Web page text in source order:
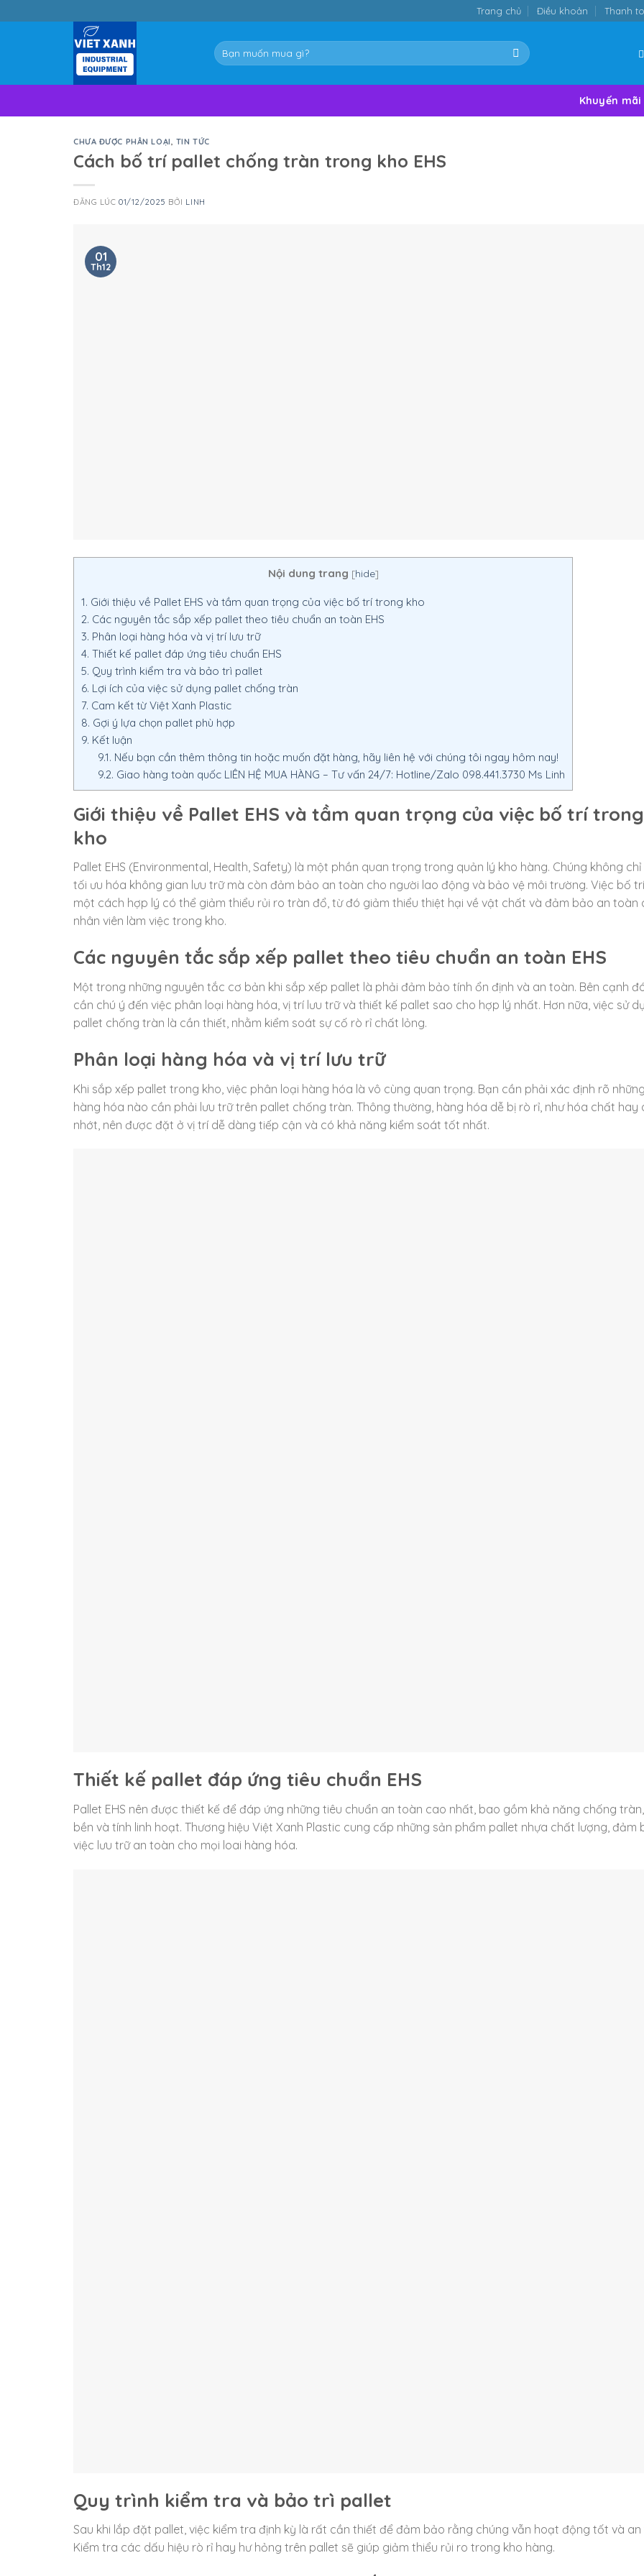
to
Trang chủ Điều khoản Thanh
Tìm
kiếm:
Khuyến mãi
CHƯA ĐƯỢC PHÂN LOẠI, TIN TỨC
Cách bố trí pallet chống tràn trong kho EHS
ĐĂNG LÚC01/12/2025 BỞI LINH
01
Th12
Nội dung trang [hide]
1. Giới thiệu về Pallet EHS và tầm quan trọng của việc bố trí trong kho
2. Các nguyên tắc sắp xếp pallet theo tiêu chuẩn an toàn EHS
3. Phân loại hàng hóa và vị trí lưu trữ
4. Thiết kế pallet đáp ứng tiêu chuẩn EHS
5. Quy trình kiểm tra và bảo trì pallet
6. Lợi ích của việc sử dụng pallet chống tràn
7. Cam kết từ Việt Xanh Plastic
8. Gợi ý lựa chọn pallet phù hợp
9. Kết luận
9.1. Nếu bạn cần thêm thông tin hoặc muốn đặt hàng, hãy liên hệ với chúng tôi ngay hôm nay!
9.2. Giao hàng toàn quốc LIÊN HỆ MUA HÀNG – Tư vấn 24/7: Hotline/Zalo 098.441.3730 Ms Linh
Giới thiệu về Pallet EHS và tầm quan trọng của việc bố trí trong
kho
Pallet EHS (Environmental, Health, Safety) là một phần quan trọng trong quản lý kho hàng. Chúng không chỉ
tối ưu hóa không gian lưu trữ mà còn đảm bảo an toàn cho người lao động và bảo vệ môi trường. Việc bố
một cách hợp lý có thể giảm thiểu rủi ro tràn đổ, từ đó giảm thiểu thiệt hại về vật chất và đảm bảo an toàn
nhân viên làm việc trong kho.
Các nguyên tắc sắp xếp pallet theo tiêu chuẩn an toàn EHS
Một trong những nguyên tắc cơ bản khi sắp xếp pallet là phải đảm bảo tính ổn định và an toàn. Bên cạnh
cần chú ý đến việc phân loại hàng hóa, vị trí lưu trữ và thiết kế pallet sao cho hợp lý nhất. Hơn nữa, việc sử
pallet chống tràn là cần thiết, nhằm kiểm soát sự cố rò rỉ chất lỏng.
Phân loại hàng hóa và vị trí lưu trữ
Khi sắp xếp pallet trong kho, việc phân loại hàng hóa là vô cùng quan trọng. Bạn cần phải xác định rõ
hàng hóa nào cần phải lưu trữ trên pallet chống tràn. Thông thường, hàng hóa dễ bị rò rỉ, như hóa chất hay
nhớt, nên được đặt ở vị trí dễ dàng tiếp cận và có khả năng kiểm soát tốt nhất.
Thiết kế pallet đáp ứng tiêu chuẩn EHS
Pallet EHS nên được thiết kế để đáp ứng những tiêu chuẩn an toàn cao nhất, bao gồm khả năng chống
bền và tính linh hoạt. Thương hiệu Việt Xanh Plastic cung cấp những sản phẩm pallet nhựa chất lượng, đảm
việc lưu trữ an toàn cho mọi loai hàng hóa.
Quy trình kiểm tra và bảo trì pallet
Sau khi lắp đặt pallet, việc kiểm tra định kỳ là rất cần thiết để đảm bảo rằng chúng vẫn hoạt động tốt và an
Kiểm tra các dấu hiệu rò rỉ hay hư hỏng trên pallet sẽ giúp giảm thiểu rủi ro trong kho hàng.